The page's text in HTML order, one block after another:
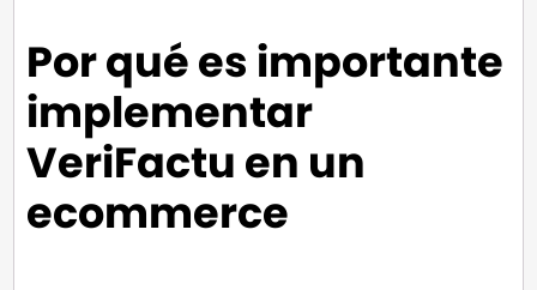
Por qué es importante
implementar
VeriFactu en un
ecommerce